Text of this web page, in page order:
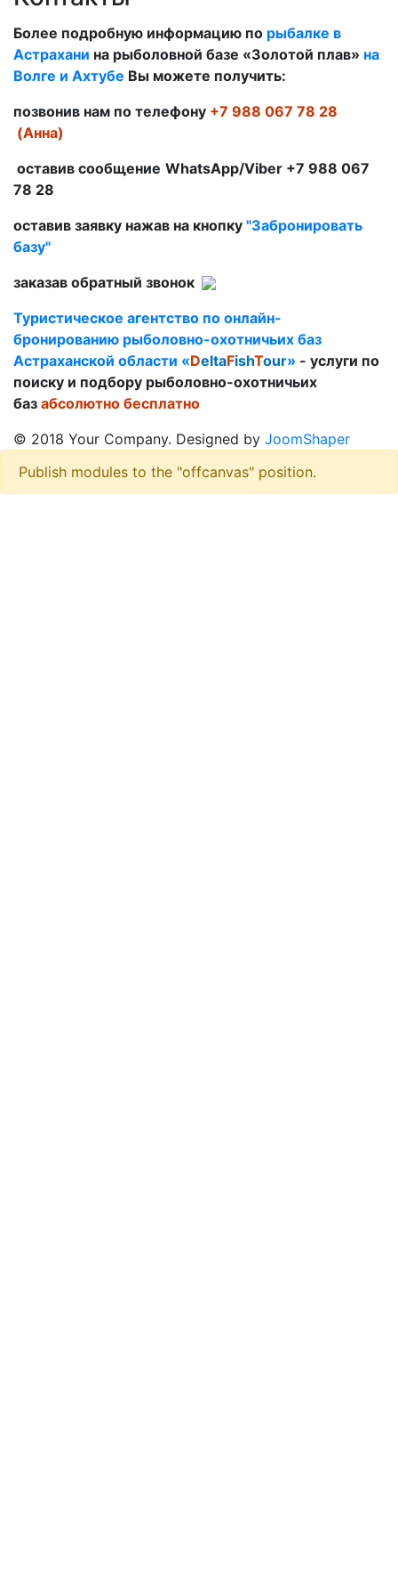
Более подробную информацию по рыбалке в
Астрахани на рыболовной базе «Золотой плав» на
Волге и Ахтубе Вы можете получить:
позвонив нам по телефону +7 988 067 78 28
(Анна)
оставив сообщение WhatsApp/Viber +7 988 067
78 28
оставив заявку нажав на кнопку "Забронировать
базу"
заказав обратный звонок
Туристическое агентство по онлайн-
бронированию рыболовно-охотничьих баз
Астраханской области «DeltaFishTour» - услуги по
поиску и подбору рыболовно-охотничьих
баз абсолютно бесплатно
© 2018 Your Company. Designed by JoomShaper
Publish modules to the "offcanvas" position.